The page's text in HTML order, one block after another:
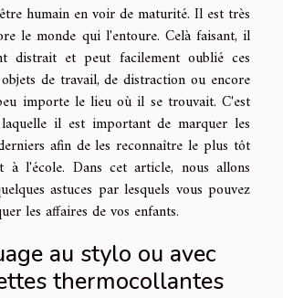
humain en voir de maturité. Il est très
le monde qui l'entoure. Celà faisant, il
distrait et peut facilement oublié ces
objets de travail, de distraction ou encore
importe le lieu où il se trouvait. C'est
il est important de marquer les
afin de les reconnaître le plus tôt
à l'école. Dans cet article, nous allons
astuces par lesquels vous pouvez
les affaires de vos enfants.
au stylo ou avec
thermocollantes